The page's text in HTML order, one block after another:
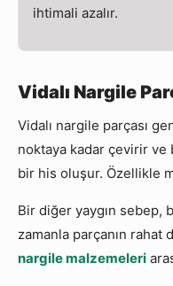
ihtimali azalır.
Vidalı Nargile
Vidalı nargile parçası
noktaya kadar çevirir ve
bir his oluşur. Özellikle
Bir diğer yaygın sebep,
zamanla parçanın rahat
nargile malzemeleri